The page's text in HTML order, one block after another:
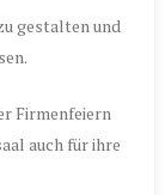
gestalten und
Firmenfeiern
auch für ihre